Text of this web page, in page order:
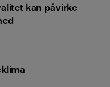
kan påvirke